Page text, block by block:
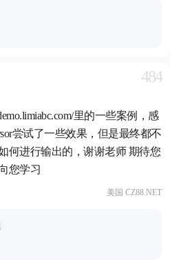
484
里的一些案例，感
尝试了一些效果，但是最终都不
何进行输出的，谢谢老师 期待您
您学习
美国 CZ88.NET